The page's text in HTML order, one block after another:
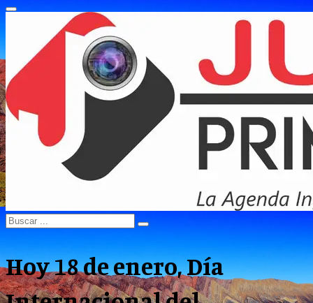
Primary
Search
for:
Search
Hoy 18 de enero, Día